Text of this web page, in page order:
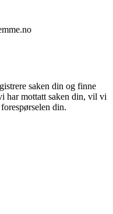
saken din og finne
har mottatt saken din, vil vi
din.